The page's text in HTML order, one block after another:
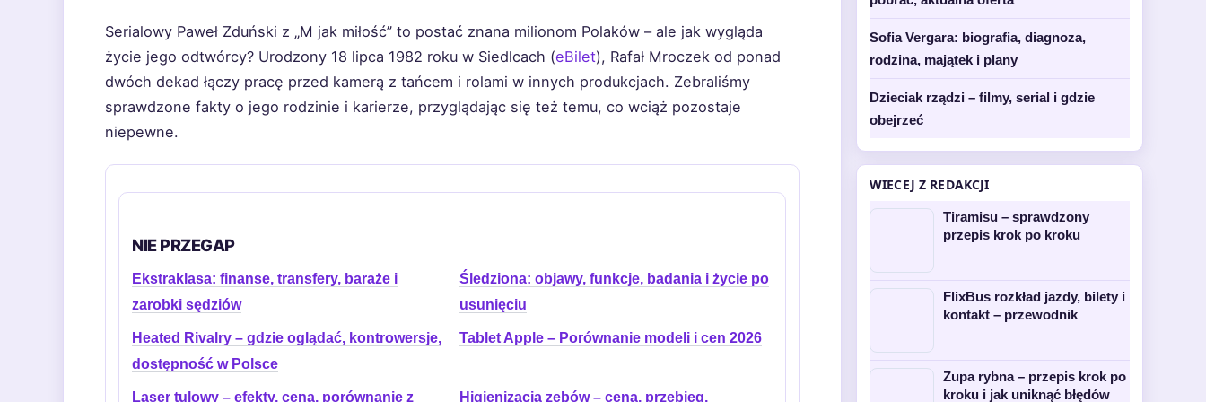
Serialowy Paweł Zduński z „M jak miłość” to postać znana milionom Polaków – ale jak wygląda
życie jego odtwórcy? Urodzony 18 lipca 1982 roku w Siedlcach (eBilet), Rafał Mroczek od ponad
dwóch dekad łączy pracę przed kamerą z tańcem i rolami w innych produkcjach. Zebraliśmy
sprawdzone fakty o jego rodzinie i karierze, przyglądając się też temu, co wciąż pozostaje
niepewne.
NIE PRZEGAP
Ekstraklasa: finanse, transfery, baraże i
zarobki sędziów
Śledziona: objawy, funkcje, badania i życie po
usunięciu
Heated Rivalry – gdzie oglądać, kontrowersje,
dostępność w Polsce
Tablet Apple – Porównanie modeli i cen 2026
Laser tulowy – efekty, cena, porównanie z Higienizacja zębów – cena, przebieg,
Sofia Vergara: biografia, diagnoza,
rodzina, majątek i plany
Dzieciak rządzi – filmy, serial i gdzie
obejrzeć
WIECEJ Z REDAKCJI
Tiramisu – sprawdzony
przepis krok po kroku
FlixBus rozkład jazdy, bilety i
kontakt – przewodnik
Zupa rybna – przepis krok po
kroku i jak uniknąć błędów